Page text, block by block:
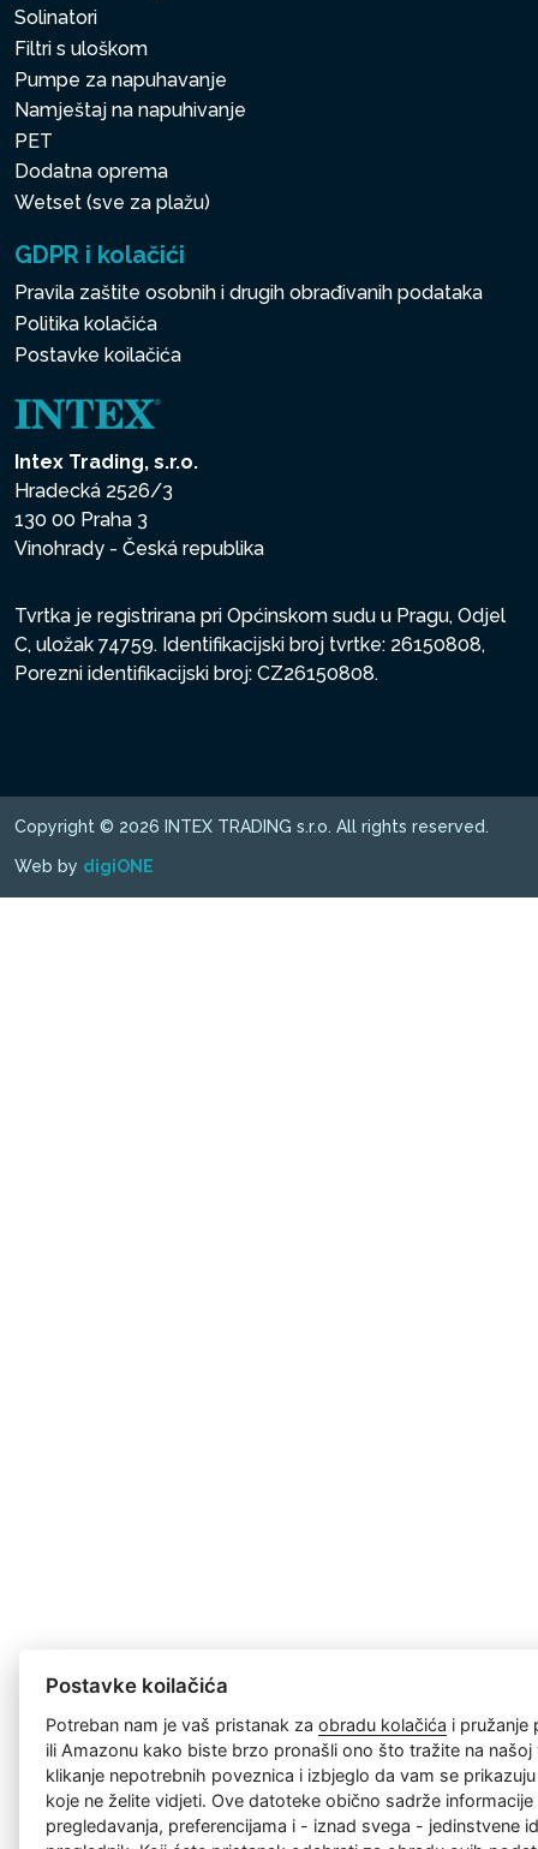
Solinatori
Filtri s uloškom
Pumpe za napuhavanje
Namještaj na napuhivanje
PET
Dodatna oprema
Wetset (sve za plažu)
GDPR i kolačići
Pravila zaštite osobnih i drugih obrađivanih podataka
Politika kolačića
Postavke koilačića
Intex Trading, s.r.o.
Hradecká 2526/3
130 00 Praha 3
Vinohrady - Česká republika
Tvrtka je registrirana pri Općinskom sudu u Pragu, Odjel
C, uložak 74759. Identifikacijski broj tvrtke: 26150808,
Porezni identifikacijski broj: CZ26150808.
Copyright © 2026 INTEX TRADING s.r.o. All rights reserved.
Web by digiONE
Postavke koilačića
Potreban nam je vaš pristanak zaobradu kolačića i pružanje
ili Amazonu kako biste brzo pronašli ono što tražite na
klikanje nepotrebnih poveznica i izbjeglo da vam se
koje ne želite vidjeti. Ove datoteke obično sadrže
pregledavanja, preferencijama i - iznad svega - jedinstvene